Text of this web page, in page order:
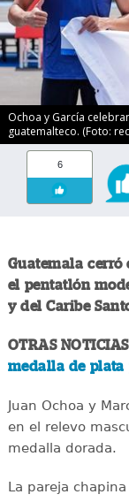
Ochoa y García
guatemalteco. (Foto:
6
Guatemala cerró
el pentatlón
y del Caribe
OTRAS
medalla de plata
Juan Ochoa y
en el relevo
medalla dorada.
La pareja